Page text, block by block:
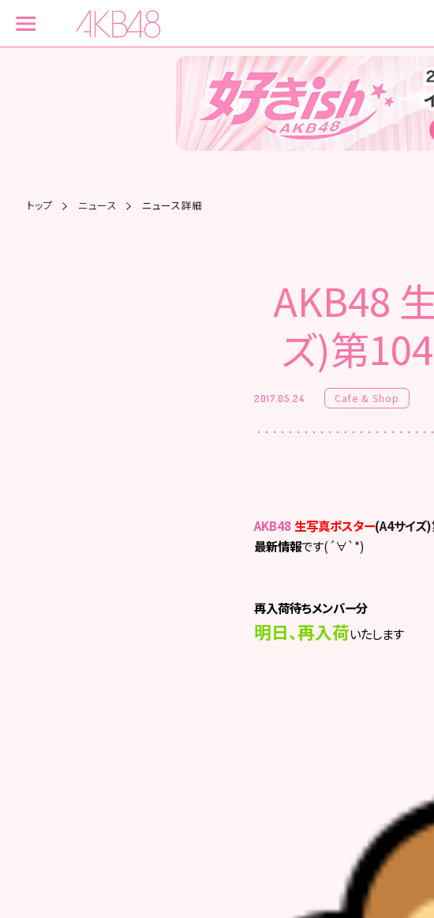
トップ ニュース ニュース詳細
AKB48
ズ)第
2017.05.24 Cafe & Shop
AKB48 生写真ポスター(A4サイズ
最新情報です(´∀`*)
再入荷待ちメンバー分
明日、再入荷いたします